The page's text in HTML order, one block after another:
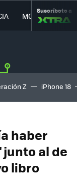
MOVILIDAD
Suscríbete a
Z iPhone 18
haber
al de
libro